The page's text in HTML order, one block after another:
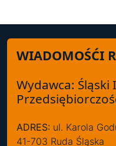
WIADOMOŚĆI
Wydawca:
ADRES: ul. Karola
41-703 Ruda Śląska